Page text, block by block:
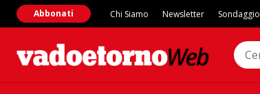
Abbonati Chi Siamo Newsletter Sondaggio